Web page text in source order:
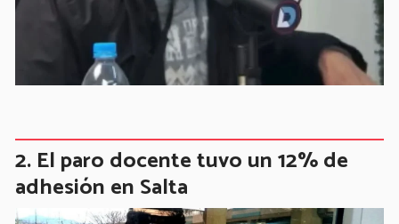
El paro docente tuvo un 12% de
adhesión en Salta